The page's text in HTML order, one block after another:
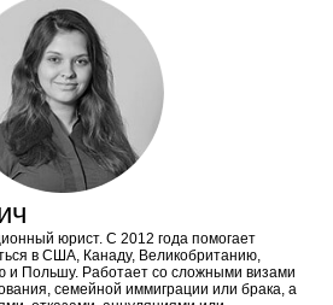
юрист. С 2012 года помогает
в США, Канаду, Великобританию,
и Польшу. Работает со сложными визами
семейной иммиграции или брака, а